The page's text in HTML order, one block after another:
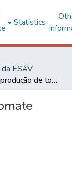
Statistics
ESAV
Campo de produção de tomate